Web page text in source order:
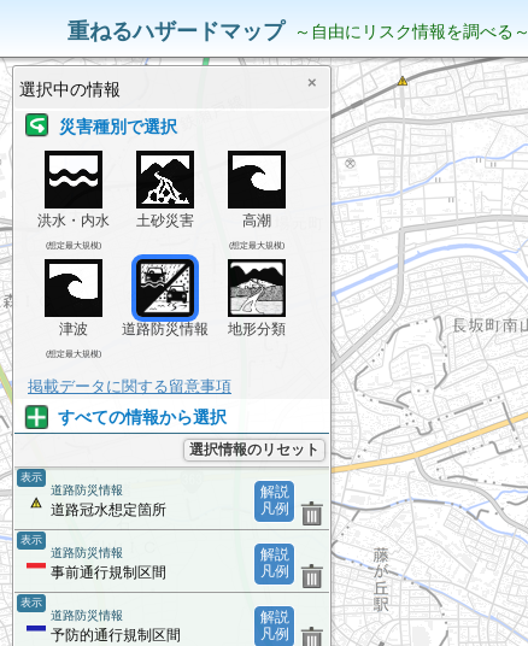
重ねるハザードマップ ～自由にリスク情報を調べる～
災害リスク情報
選択中の情報 ×
災害種別で選択
洪水・内水
(想定最大規模)
土砂災害 高潮
(想定最大規模)
津波
(想定最大規模)
道路防災情報 地形分類
掲載データに関する留意事項
すべての情報から選択
選択情報のリセット
解説
凡例
表示
道路防災情報
道路冠水想定箇所
解説
凡例
表示
道路防災情報
事前通行規制区間
解説
凡例
表示
道路防災情報
予防的通行規制区間